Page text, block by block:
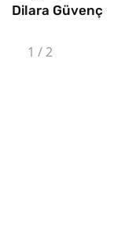
Dilara Güvenç
1 /2